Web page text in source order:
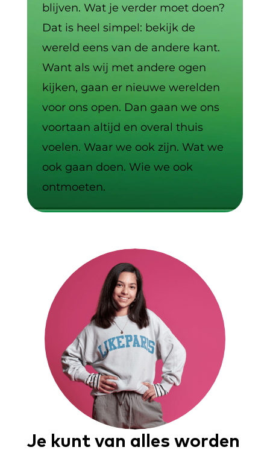
blijven. Wat je verder moet doen?
Dat is heel simpel: bekijk de
wereld eens van de andere kant.
Want als wij met andere ogen
kijken, gaan er nieuwe werelden
voor ons open. Dan gaan we ons
voortaan altijd en overal thuis
voelen. Waar we ook zijn. Wat we
ook gaan doen. Wie we ook
ontmoeten.
Je kunt van alles worden